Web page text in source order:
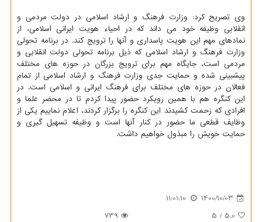
وی تصریح کرد: وزارت فرهنگ و ارشاد اسلامی در دولت مردمی و
انقلابی وظیفه خود می داند که در احیاء هویت ایرانی اسلامی، از
نمادهای مهم این هویت پاسداری و آنها را ترویج کند. در برنامه تحولی
وزارت فرهنگ و ارشاد اسلامی که ذیل برنامه تحولی دولت انقلابی و
مردمی است، جایگاه مهم برای ترویج بزرگان در حوزه های مختلف
پیشبینی شده و حمایت جدی وزارت فرهنگ و ارشاد اسلامی از تمام
فعالان در حوزه های مختلف برای فرهنگ ایرانی و اسلامی است. در
این کنگره هم با همین رویکرد حضور پیدا کردم تا در محضر علما و
افرادی که زحمت کشیدند این کنگره را برگزار کردند، اعلام نماییم یکی از
وظایف قطعی ما حضور در کنار آنها است و وظیفه تسهیل گیری و
حمایت خویش را مبذول خواهیم داشت.
1400/10/03
11:01:10
5.0
/
5
739